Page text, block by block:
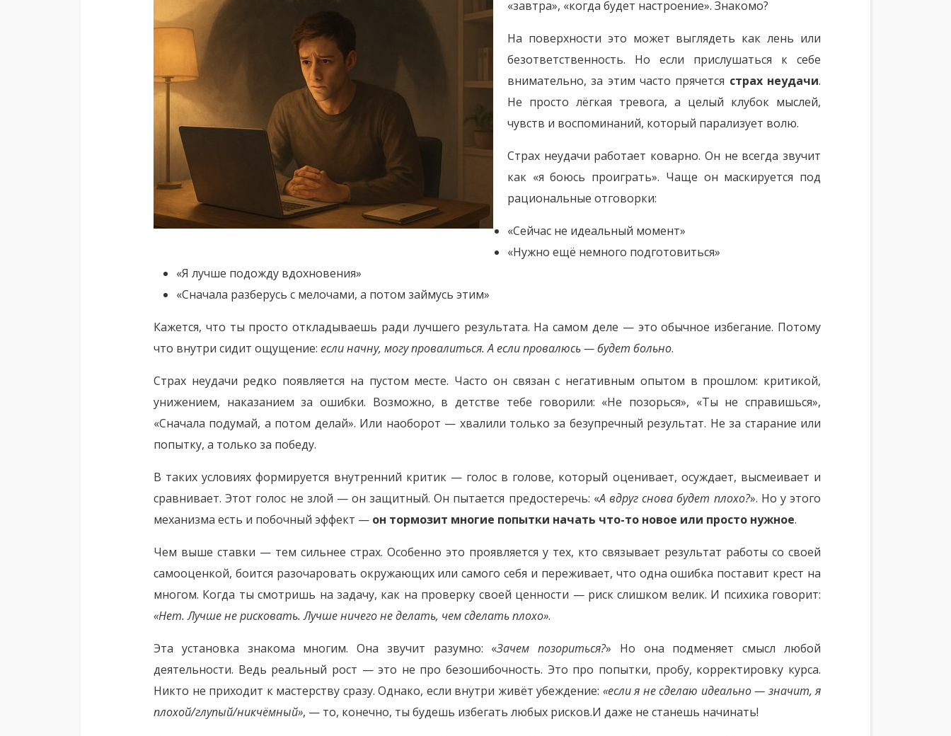
«завтра», «когда будет настроение». Знакомо?
На поверхности это может выглядеть как лень или
безответственность. Но если прислушаться к себе
внимательно, за этим часто прячется страх неудачи.
Не просто лёгкая тревога, а целый клубок мыслей,
чувств и воспоминаний, который парализует волю.
Страх неудачи работает коварно. Он не всегда звучит
как «я боюсь проиграть». Чаще он маскируется под
рациональные отговорки:
«Сейчас не идеальный момент»
«Нужно ещё немного подготовиться»
«Я лучше подожду вдохновения»
«Сначала разберусь с мелочами, а потом займусь этим»
Кажется, что ты просто откладываешь ради лучшего результата. На самом деле — это обычное избегание. Потому
что внутри сидит ощущение: если начну, могу провалиться. А если провалюсь — будет больно.
Страх неудачи редко появляется на пустом месте. Часто он связан с негативным опытом в прошлом: критикой,
унижением, наказанием за ошибки. Возможно, в детстве тебе говорили: «Не позорься», «Ты не справишься»,
«Сначала подумай, а потом делай». Или наоборот — хвалили только за безупречный результат. Не за старание или
попытку, а только за победу.
В таких условиях формируется внутренний критик — голос в голове, который оценивает, осуждает, высмеивает и
сравнивает. Этот голос не злой — он защитный. Он пытается предостеречь: «А вдруг снова будет плохо?». Но у этого
механизма есть и побочный эффект — он тормозит многие попытки начать что-то новое или просто нужное.
Чем выше ставки — тем сильнее страх. Особенно это проявляется у тех, кто связывает результат работы со своей
самооценкой, боится разочаровать окружающих или самого себя и переживает, что одна ошибка поставит крест на
многом. Когда ты смотришь на задачу, как на проверку своей ценности — риск слишком велик. И психика говорит:
«Нет. Лучше не рисковать. Лучше ничего не делать, чем сделать плохо».
Эта установка знакома многим. Она звучит разумно: «Зачем позориться?» Но она подменяет смысл любой
деятельности. Ведь реальный рост — это не про безошибочность. Это про попытки, пробу, корректировку курса.
Никто не приходит к мастерству сразу. Однако, если внутри живёт убеждение: «если я не сделаю идеально — значит, я
плохой/глупый/никчёмный», — то, конечно, ты будешь избегать любых рисков.И даже не станешь начинать!